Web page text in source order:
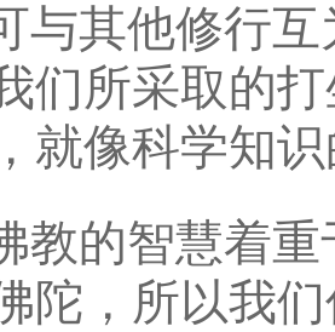
与其他修行
们所采取的
就像科学知
教的智慧着
陀，所以我